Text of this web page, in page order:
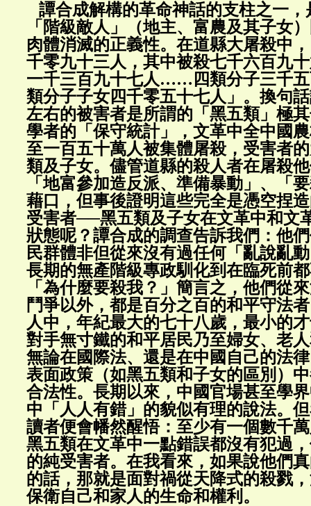
譚合成解構的革命神話的支柱之一，
「階級敵人」（地主、富農及其子女
肉體消滅的正義性。在道縣大屠殺中
千零九十三人，其中被殺七千六百九
一千三百九十七人……四類分子三千
類分子子女四千零五十七人」。換句
左右的被害者是所謂的「黑五類」極
學者的「保守統計」，文革中全中國
至一百五十萬人被集體屠殺，受害者
類及子女。儘管道縣的殺人者在屠殺
「地富參加造反派、準備暴動」、「
藉口，但事後證明這些完全是憑空捏
受害者──黑五類及子女在文革中和文
狀態呢？譚合成的調查告訴我們：他
民群體非但從來沒有過任何「亂說亂
長期的無產階級專政馴化到在臨死前
「為什麼要殺我？」簡言之，他們從
鬥爭以外，都是百分之百的和平守法
人中，年紀最大的七十八歲，最小的
對手無寸鐵的和平居民乃至婦女、老
無論在國際法、還是在中國自己的法
表面政策（如黑五類和子女的區別）
合法性。長期以來，中國官場甚至學
中「人人有錯」的貌似有理的說法。
讀者便會幡然醒悟：至少有一個數千
黑五類在文革中一點錯誤都沒有犯過
的純受害者。在我看來，如果說他們
的話，那就是面對禍從天降式的殺戮
保衛自己和家人的生命和權利。